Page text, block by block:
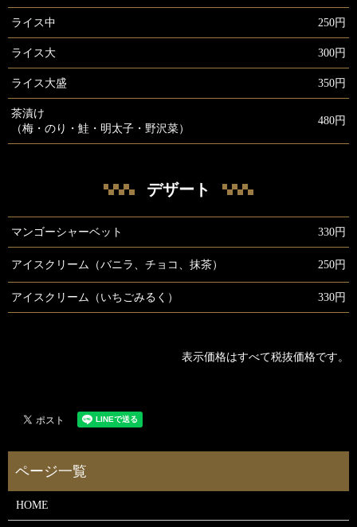
ライス中 250円
ライス大 300円
ライス大盛 350円
茶漬け
（梅・のり・鮭・明太子・野沢菜）
480円
デザート
マンゴーシャーベット 330円
アイスクリーム（バニラ、チョコ、抹茶） 250円
アイスクリーム（いちごみるく） 330円
表示価格はすべて税抜価格です。
HOME